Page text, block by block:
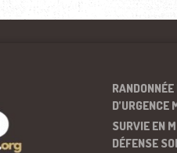
SURVIE EN
DÉFENSE